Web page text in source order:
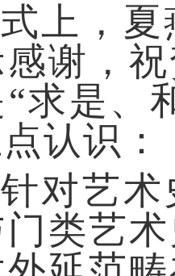
上， 夏
谢，
“求是、
认识：
对艺
类艺